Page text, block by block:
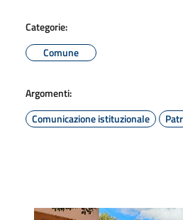
Categorie:
Comune
Argomenti:
Comunicazione istituzionale